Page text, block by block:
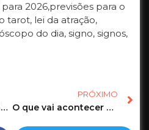
2026,previsões para o
tarot, lei da atração,
do dia, signo, signos,
Você vai viver uma rápida história de amor! | Tarot Responde
PRÓXIMO
O que vai acontecer na sua vida nos próximos cinco dias? #tarot #tarotonline #tarotdehoje #taro